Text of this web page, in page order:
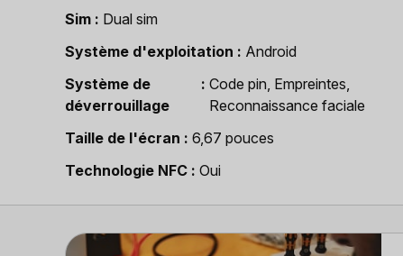
Sim
Dual sim
Système d'exploitation
Android
Système de
déverrouillage
Code pin, Empreintes,
Reconnaissance faciale
Taille de l'écran
6,67 pouces
Technologie NFC
Oui